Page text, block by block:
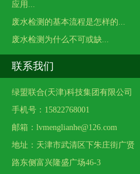
应用...
废水检测的基本流程是怎样的...
废水检测为什么不可或缺...
联系我们
绿盟联合(天津)科技集团有限公司
手机号：15822768001
邮箱：lvmenglianhe@126.com
地址：天津市武清区下朱庄街广贤
路东侧富兴隆盛广场46-3